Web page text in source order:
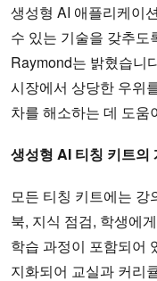
생성형 AI 애플리케이
수 있는 기술을 갖추도
Raymond는 밝혔습니
시장에서 상당한 우위
차를 해소하는 데 도움
생성형 AI 티칭 키트의
모든 티칭 키트에는 강
북, 지식 점검, 학생에
학습 과정이 포함되어
지화되어 교실과 커리